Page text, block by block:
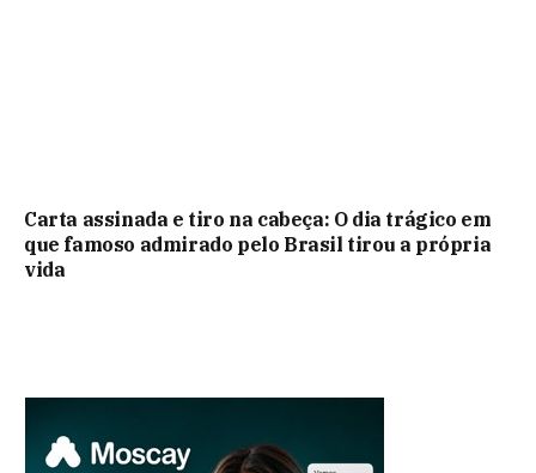
Carta assinada e tiro na cabeça: O dia trágico em
que famoso admirado pelo Brasil tirou a própria
vida